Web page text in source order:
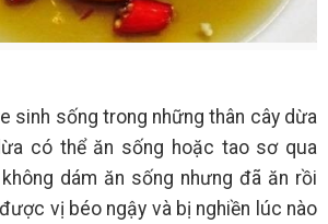
sinh sống trong những thân cây dừa
có thể ăn sống hoặc tao sơ qua
dám ăn sống nhưng đã ăn rồi
vị béo ngậy và bị nghiền lúc nào